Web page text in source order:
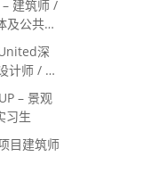
建筑师 /
及公共关
深
计师 / 室
– 景观
习生
目建筑师